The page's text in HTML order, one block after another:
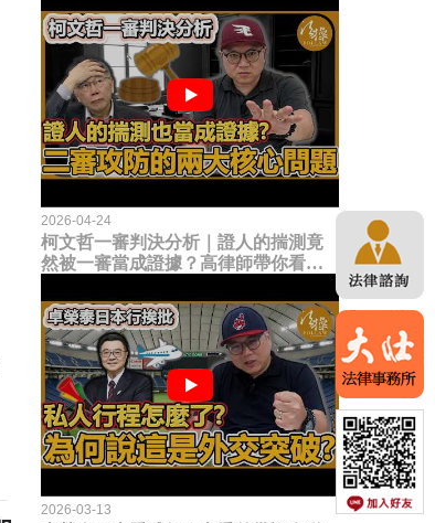
2026-04-24
柯文哲一審判決分析｜證人的揣測竟
然被一審當成證據？高律師帶你看未
2026-03-13